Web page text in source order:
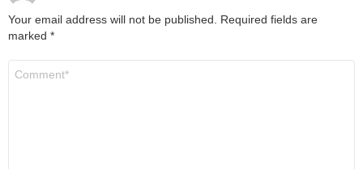
Your email address will not be published.
Required fields are
marked *